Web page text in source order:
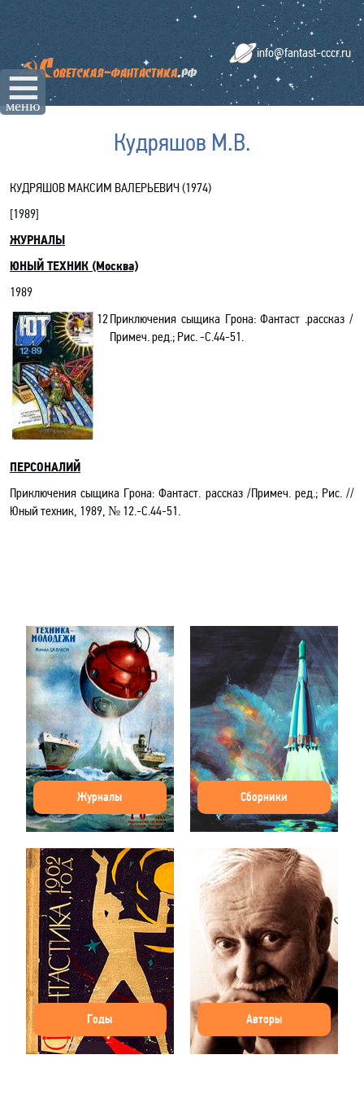
☰
меню
info@fantast-cccr.ru
Кудряшов М.В.
КУДРЯШОВ МАКСИМ ВАЛЕРЬЕВИЧ (1974)
[1989]
ЖУРНАЛЫ
ЮНЫЙ ТЕХНИК (Москва)
1989
12Приключения сыщика Грона: Фантаст .рассказ /
Примеч. ред.; Рис. -С.44-51.
ПЕРСОНАЛИЙ
Приключения сыщика Грона: Фантаст. рассказ /Примеч. ред.; Рис. //
Юный техник, 1989, № 12.-С.44-51.
Журналы Сборники
Годы Авторы